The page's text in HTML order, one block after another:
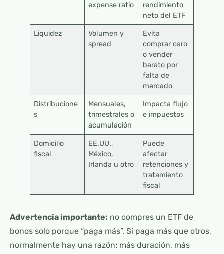
expense ratio
rendimiento
neto del ETF
Liquidez
Volumen y
spread
Evita
comprar caro
o vender
barato por
falta de
mercado
Distribucione
s
Mensuales,
trimestrales o
acumulación
Impacta flujo
e impuestos
Domicilio
fiscal
EE.UU.,
México,
Irlanda u otro
Puede
afectar
retenciones y
tratamiento
fiscal
Advertencia importante: no compres un ETF de
bonos solo porque “paga más”. Si paga más que otros,
normalmente hay una razón: más duración, más